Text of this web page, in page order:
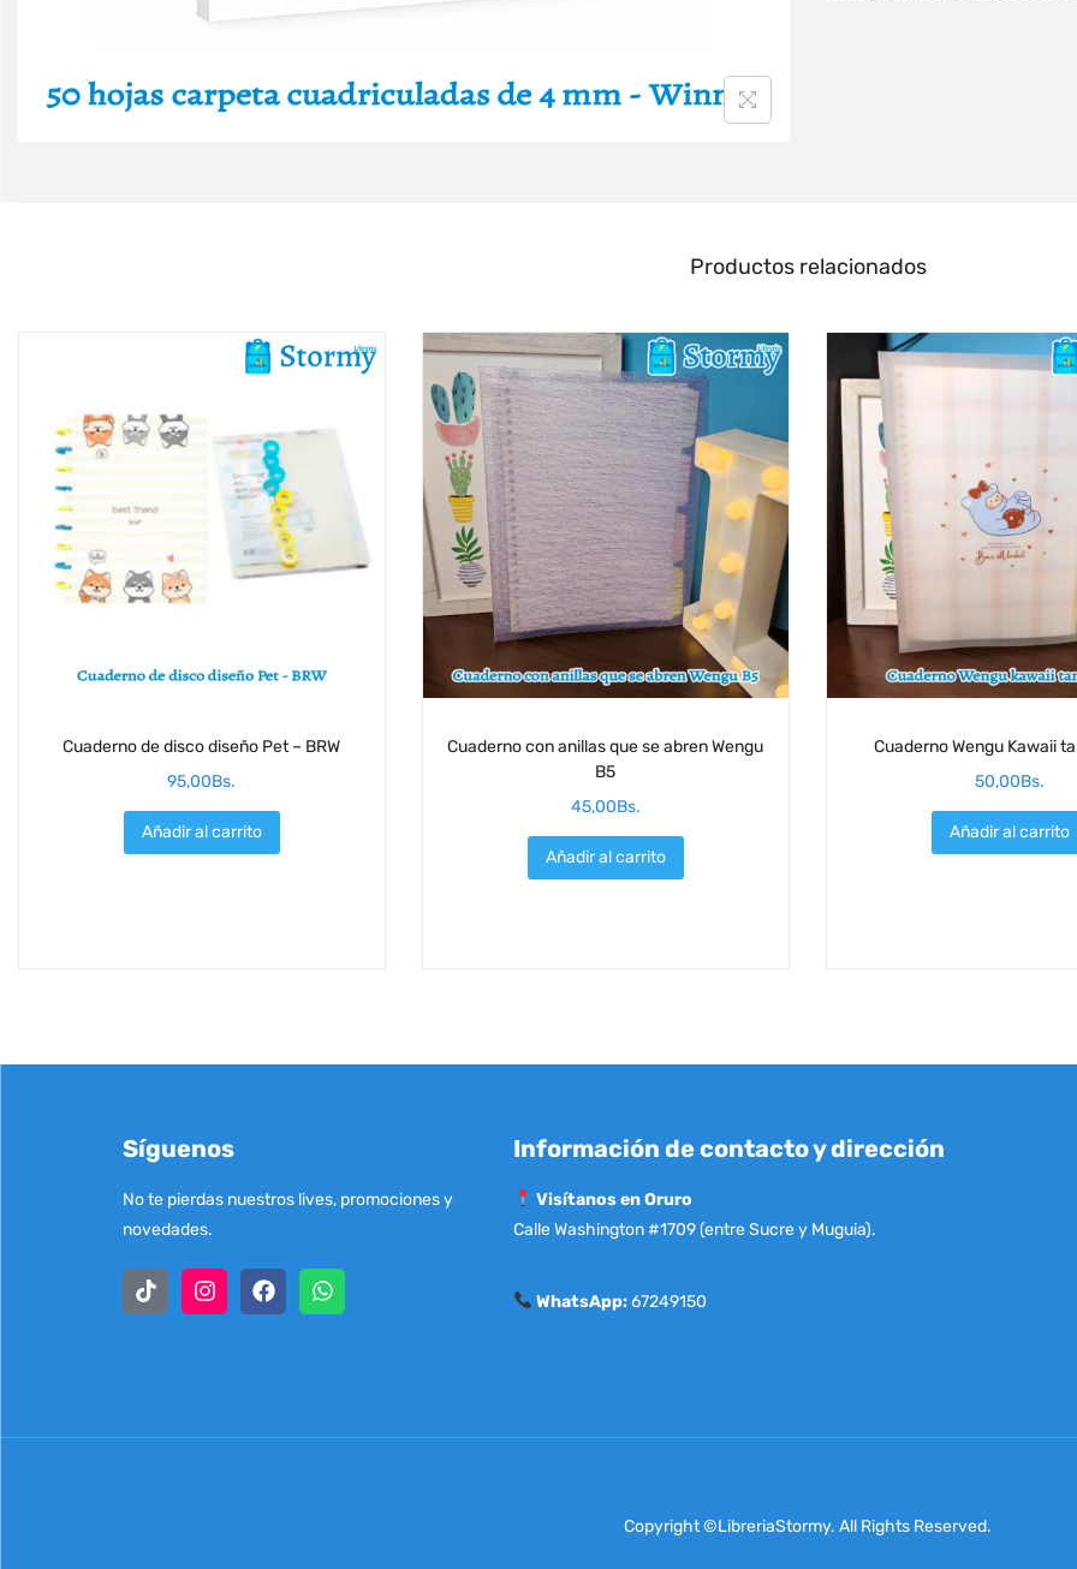
Productos relacionados
Cuaderno de disco diseño Pet – BRW
95,00Bs.
Añadir al carrito
Cuaderno con anillas que se abren Wengu
B5
45,00Bs.
Añadir al carrito
Cuaderno Wengu Kawaii
50,00Bs.
Añadir al carrito
Síguenos
No te pierdas nuestros lives, promociones y
novedades.
Información de contacto y dirección
Visítanos en Oruro
Calle Washington #1709 (entre Sucre y Muguia).
WhatsApp:67249150
Copyright ©LibreriaStormy. All Rights Reserved.